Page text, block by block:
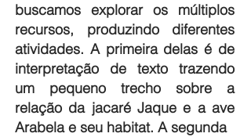
buscamos explorar os múltiplos
recursos, produzindo diferentes
atividades. A primeira delas é de
interpretação de texto trazendo
um pequeno trecho sobre a
relação da jacaré Jaque e a ave
Arabela e seu habitat. A segunda